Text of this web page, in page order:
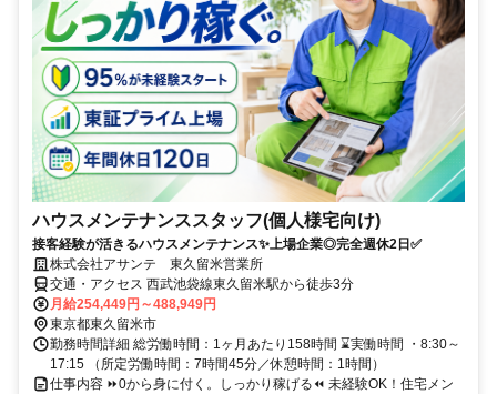
ハウスメンテナンススタッフ(個人様宅向け)
接客経験が活きるハウスメンテナンス✨上場企業◎完全週休2日✅
株式会社アサンテ 東久留米営業所
交通・アクセス 西武池袋線東久留米駅から徒歩3分
月給254,449円～488,949円
東京都東久留米市
勤務時間詳細 総労働時間：1ヶ月あたり158時間 ⌛️実働時間 ・8:30～
17:15 （所定労働時間：7時間45分／休憩時間：1時間）
仕事内容 ⏩️0から身に付く。しっかり稼げる⏪️ 未経験OK！住宅メン